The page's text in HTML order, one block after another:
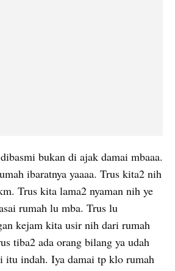
bukan di ajak damai mbaaa.
ibaratnya yaaaa. Trus kita2 nih
Trus kita lama2 nyaman nih ye
rumah lu mba. Trus lu
kejam kita usir nih dari rumah
tiba2 ada orang bilang ya udah
itu indah. Iya damai tp klo rumah